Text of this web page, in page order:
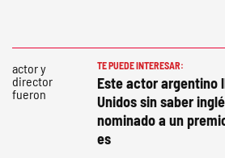
TE PUEDE INTERESAR:
Este actor argentino
Unidos sin saber
nominado a un
es